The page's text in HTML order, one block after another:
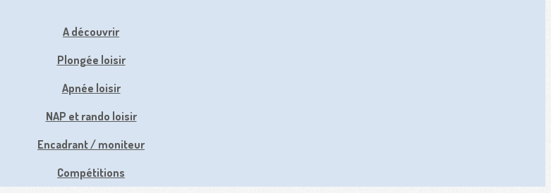
A découvrir
Plongée loisir
Apnée loisir
NAP et rando loisir
Encadrant / moniteur
Compétitions